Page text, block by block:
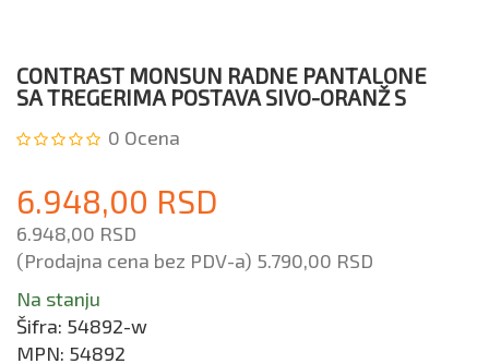
CONTRAST MONSUN RADNE PANTALONE
SA TREGERIMA POSTAVA SIVO-ORANŽ S
0 Ocena
6.948,00 RSD
6.948,00 RSD
(Prodajna cena bez PDV-a) 5.790,00 RSD
Na stanju
Šifra: 54892-w
MPN: 54892